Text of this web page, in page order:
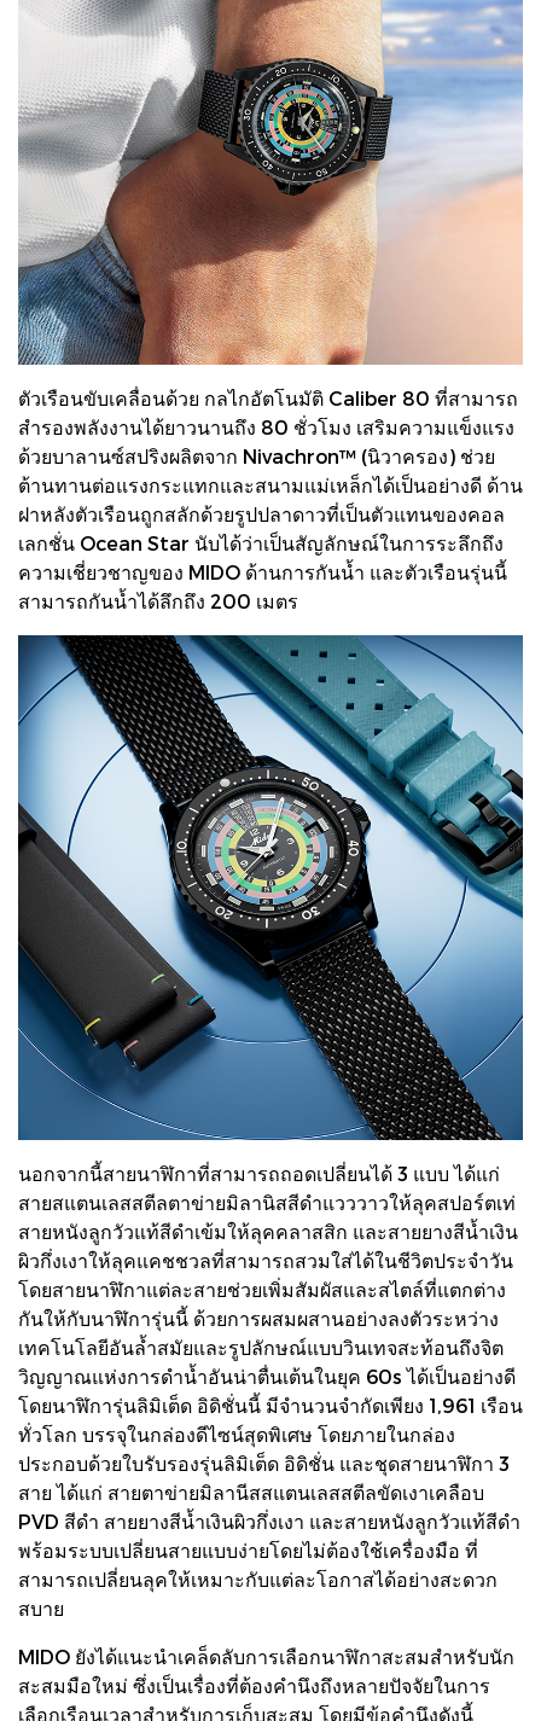
ตัวเรือนขับเคลื่อนด้วย กลไกอัตโนมัติ Caliber 80 ที่สามารถ
สำรองพลังงานได้ยาวนานถึง 80 ชั่วโมง เสริมความแข็งแรง
ด้วยบาลานซ์สปริงผลิตจาก Nivachron™ (นิวาครอง) ช่วย
ต้านทานต่อแรงกระแทกและสนามแม่เหล็กได้เป็นอย่างดี ด้าน
ฝาหลังตัวเรือนถูกสลักด้วยรูปปลาดาวที่เป็นตัวแทนของคอล
เลกชั่น Ocean Star นับได้ว่าเป็นสัญลักษณ์ในการระลึกถึง
ความเชี่ยวชาญของ MIDO ด้านการกันน้ำ และตัวเรือนรุ่นนี้
สามารถกันน้ำได้ลึกถึง 200 เมตร
นอกจากนี้สายนาฬิกาที่สามารถถอดเปลี่ยนได้ 3 แบบ ได้แก่
สายสแตนเลสสตีลตาข่ายมิลานิสสีดำแวววาวให้ลุคสปอร์ตเท่
สายหนังลูกวัวแท้สีดำเข้มให้ลุคคลาสสิก และสายยางสีน้ำเงิน
ผิวกึ่งเงาให้ลุคแคชชวลที่สามารถสวมใส่ได้ในชีวิตประจำวัน
โดยสายนาฬิกาแต่ละสายช่วยเพิ่มสัมผัสและสไตล์ที่แตกต่าง
กันให้กับนาฬิการุ่นนี้ ด้วยการผสมผสานอย่างลงตัวระหว่าง
เทคโนโลยีอันล้ำสมัยและรูปลักษณ์แบบวินเทจสะท้อนถึงจิต
วิญญาณแห่งการดำน้ำอันน่าตื่นเต้นในยุค 60s ได้เป็นอย่างดี
โดยนาฬิการุ่นลิมิเต็ด อิดิชั่นนี้ มีจำนวนจำกัดเพียง 1,961 เรือน
ทั่วโลก บรรจุในกล่องดีไซน์สุดพิเศษ โดยภายในกล่อง
ประกอบด้วยใบรับรองรุ่นลิมิเต็ด อิดิชั่น และชุดสายนาฬิกา 3
สาย ได้แก่ สายตาข่ายมิลานีสสแตนเลสสตีลขัดเงาเคลือบ
PVD สีดำ สายยางสีน้ำเงินผิวกึ่งเงา และสายหนังลูกวัวแท้สีดำ
พร้อมระบบเปลี่ยนสายแบบง่ายโดยไม่ต้องใช้เครื่องมือ ที่
สามารถเปลี่ยนลุคให้เหมาะกับแต่ละโอกาสได้อย่างสะดวก
สบาย
MIDO ยังได้แนะนำเคล็ดลับการเลือกนาฬิกาสะสมสำหรับนัก
สะสมมือใหม่ ซึ่งเป็นเรื่องที่ต้องคำนึงถึงหลายปัจจัยในการ
เลือกเรือนเวลาสำหรับการเก็บสะสม โดยมีข้อคำนึงดังนี้